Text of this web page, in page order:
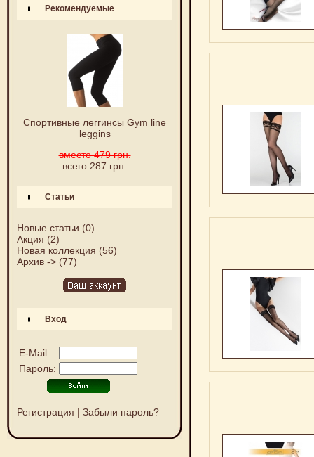
Рекомендуемые
Спортивные леггинсы Gym line
leggins
вместо 479 грн.
всего 287 грн.
Статьи
Новые статьи (0)
Акция (2)
Новая коллекция (56)
Архив -> (77)
Вход
E-Mail:
Пароль:
Регистрация | Забыли пароль?